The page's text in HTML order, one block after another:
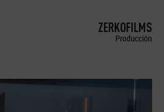
ZERKOFILMS
Producción